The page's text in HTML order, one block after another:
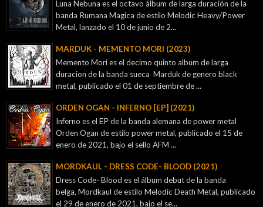
Luna Nebuna es el octavo álbum de larga duración de la
banda Rumana Magica de estilo Melodic Heavy/Power
Metal, lanzado el 10 de junio de 2...
MARDUK - MEMENTO MORI (2023)
Memento Mori es el decimo quinto album de larga
duracion de la banda sueca Marduk de genero black
metal, publicado el 01 de septiembre de ...
ORDEN OGAN - INFERNO [EP] (2021)
Inferno es el EP de la banda alemana de power metal
Orden Ogan de estilo power metal, publicado el 15 de
enero de 2021, bajo el sello AFM ...
MORDKAUL - DRESS CODE- BLOOD (2021)
Dress Code- Blood es el álbum debut de la banda
belga, Mordkaul de estilo Melodic Death Metal, publicado
el 29 de enero de 2021, bajo el se...